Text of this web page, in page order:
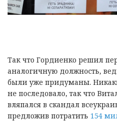
Так что Гордиенко решил
аналогичную должность,
были уже придуманы.
не последовало, так что
вляпался в скандал
предложив потратить 154